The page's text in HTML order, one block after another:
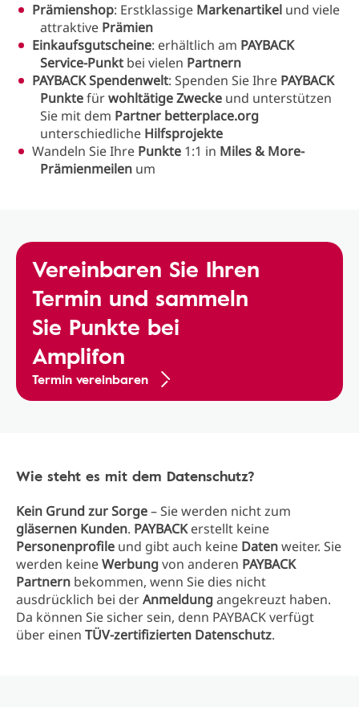
Prämienshop: Erstklassige Markenartikel und viele
attraktive Prämien
Einkaufsgutscheine: erhältlich am PAYBACK
Service-Punkt bei vielen Partnern
PAYBACK Spendenwelt: Spenden Sie Ihre PAYBACK
Punktefürwohltätige Zwecke und unterstützen
Sie mit dem Partner betterplace.org
unterschiedliche Hilfsprojekte
Wandeln Sie Ihre Punkte 1:1 in Miles & More-
Prämienmeilen um
Vereinbaren Sie Ihren
Termin und sammeln
Sie Punkte bei
Amplifon
Termin vereinbaren
Wie steht es mit dem Datenschutz?
Kein Grund zur Sorge– Sie werden nicht zum
gläsernen Kunden. PAYBACKerstellt keine
Personenprofile und gibt auch keine Datenweiter. Sie
werden keineWerbungvon anderen PAYBACK
Partnern bekommen, wenn Sie dies nicht
ausdrücklich bei derAnmeldungangekreuzt haben.
Da können Sie sicher sein, denn PAYBACK verfügt
über einen TÜV-zertifizierten Datenschutz.